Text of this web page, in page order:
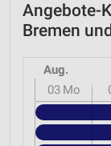
Angebote-
Bremen
Aug.
03 Mo